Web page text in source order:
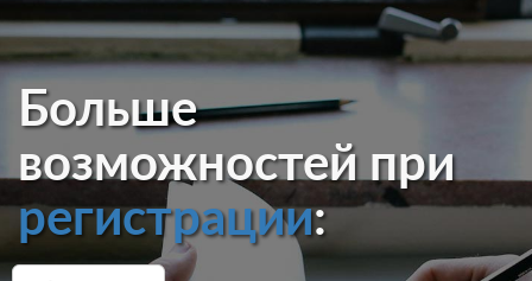
Больше
возможностей при
регистрации: